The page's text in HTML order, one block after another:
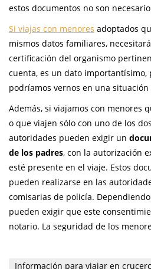
estos documentos no son
Si viajas con menores adoptados
mismos datos familiares,
certificación del organismo
cuenta, es un dato importantísimo,
podríamos vernos en una
Además, si viajamos con menores
o que viajen sólo con uno de los
autoridades pueden exigir un
de los padres, con la autorización
esté presente en el viaje. Estos
pueden realizarse en las
comisarias de policía.
pueden exigir que este
notario. La seguridad de los
Información para viajar en